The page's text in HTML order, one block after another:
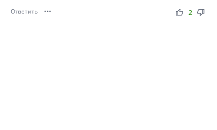
Ответить ••• thumb_up thumb_down
2